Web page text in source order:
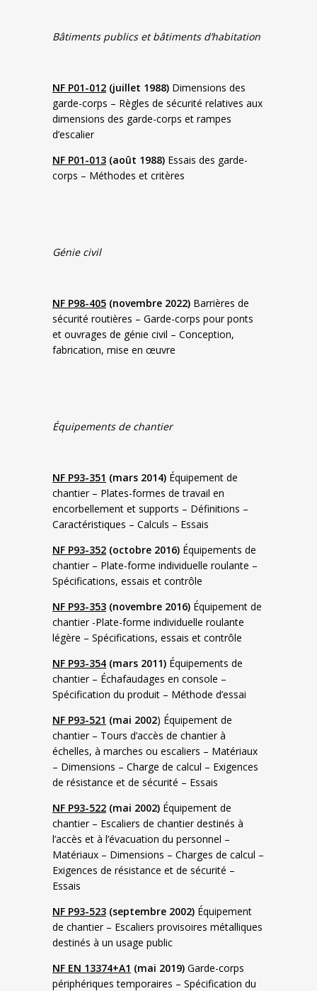
Bâtiments publics et bâtiments d’habitation
NF P01-012 (juillet 1988) Dimensions des
garde-corps – Règles de sécurité relatives aux
dimensions des garde-corps et rampes
d’escalier
NF P01-013 (août 1988) Essais des garde-
corps – Méthodes et critères
Génie civil
NF P98-405 (novembre 2022) Barrières de
sécurité routières – Garde-corps pour ponts
et ouvrages de génie civil – Conception,
fabrication, mise en œuvre
Équipements de chantier
NF P93-351 (mars 2014) Équipement de
chantier – Plates-formes de travail en
encorbellement et supports – Définitions –
Caractéristiques – Calculs – Essais
NF P93-352 (octobre 2016) Équipements de
chantier – Plate-forme individuelle roulante –
Spécifications, essais et contrôle
NF P93-353 (novembre 2016) Équipement de
chantier -Plate-forme individuelle roulante
légère – Spécifications, essais et contrôle
NF P93-354 (mars 2011) Équipements de
chantier – Échafaudages en console –
Spécification du produit – Méthode d’essai
NF P93-521 (mai 2002) Équipement de
chantier – Tours d’accès de chantier à
échelles, à marches ou escaliers – Matériaux
– Dimensions – Charge de calcul – Exigences
de résistance et de sécurité – Essais
NF P93-522 (mai 2002) Équipement de
chantier – Escaliers de chantier destinés à
l’accès et à l’évacuation du personnel –
Matériaux – Dimensions – Charges de calcul –
Exigences de résistance et de sécurité –
Essais
NF P93-523 (septembre 2002) Équipement
de chantier – Escaliers provisoires métalliques
destinés à un usage public
NF EN 13374+A1 (mai 2019) Garde-corps
périphériques temporaires – Spécification du